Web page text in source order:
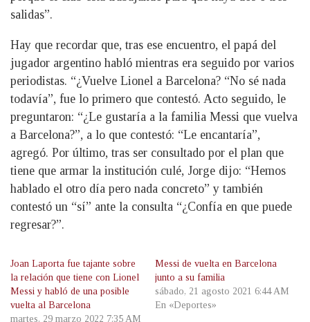
salidas”.
Hay que recordar que, tras ese encuentro, el papá del
jugador argentino habló mientras era seguido por varios
periodistas. “¿Vuelve Lionel a Barcelona? “No sé nada
todavía”, fue lo primero que contestó. Acto seguido, le
preguntaron: “¿Le gustaría a la familia Messi que vuelva
a Barcelona?”, a lo que contestó: “Le encantaría”,
agregó. Por último, tras ser consultado por el plan que
tiene que armar la institución culé, Jorge dijo: “Hemos
hablado el otro día pero nada concreto” y también
contestó un “sí” ante la consulta “¿Confía en que puede
regresar?”.
Joan Laporta fue tajante sobre
la relación que tiene con Lionel
Messi y habló de una posible
vuelta al Barcelona
martes, 29 marzo 2022 7:35 AM
Messi de vuelta en Barcelona
junto a su familia
sábado, 21 agosto 2021 6:44 AM
En «Deportes»